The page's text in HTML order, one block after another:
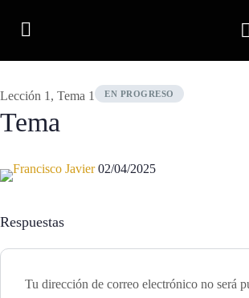
Lección 1, Tema 1 EN PROGRESO
Tema
Francisco Javier02/04/2025
Respuestas
Tu dirección de correo electrónico no será